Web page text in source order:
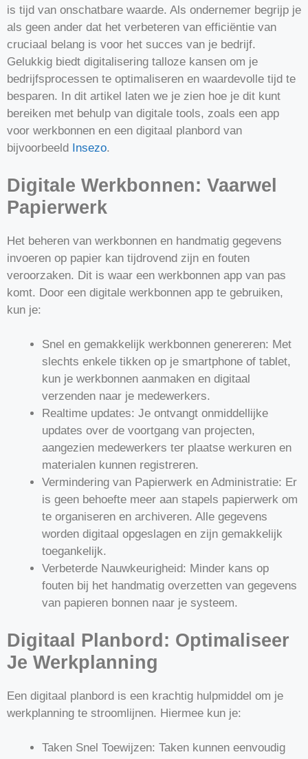
is tijd van onschatbare waarde. Als ondernemer begrijp je
als geen ander dat het verbeteren van efficiëntie van
cruciaal belang is voor het succes van je bedrijf.
Gelukkig biedt digitalisering talloze kansen om je
bedrijfsprocessen te optimaliseren en waardevolle tijd te
besparen. In dit artikel laten we je zien hoe je dit kunt
bereiken met behulp van digitale tools, zoals een app
voor werkbonnen en een digitaal planbord van
bijvoorbeeld Insezo.
Digitale Werkbonnen: Vaarwel
Papierwerk
Het beheren van werkbonnen en handmatig gegevens
invoeren op papier kan tijdrovend zijn en fouten
veroorzaken. Dit is waar een werkbonnen app van pas
komt. Door een digitale werkbonnen app te gebruiken,
kun je:
Snel en gemakkelijk werkbonnen genereren: Met
slechts enkele tikken op je smartphone of tablet,
kun je werkbonnen aanmaken en digitaal
verzenden naar je medewerkers.
Realtime updates: Je ontvangt onmiddellijke
updates over de voortgang van projecten,
aangezien medewerkers ter plaatse werkuren en
materialen kunnen registreren.
Vermindering van Papierwerk en Administratie: Er
is geen behoefte meer aan stapels papierwerk om
te organiseren en archiveren. Alle gegevens
worden digitaal opgeslagen en zijn gemakkelijk
toegankelijk.
Verbeterde Nauwkeurigheid: Minder kans op
fouten bij het handmatig overzetten van gegevens
van papieren bonnen naar je systeem.
Digitaal Planbord: Optimaliseer
Je Werkplanning
Een digitaal planbord is een krachtig hulpmiddel om je
werkplanning te stroomlijnen. Hiermee kun je:
Taken Snel Toewijzen: Taken kunnen eenvoudig